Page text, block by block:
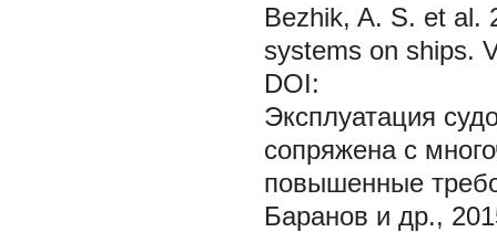
Bezhik, A. S. et al.
systems on ships.
DOI:
Эксплуатация
сопряжена с
повышенные
Баранов и др.,